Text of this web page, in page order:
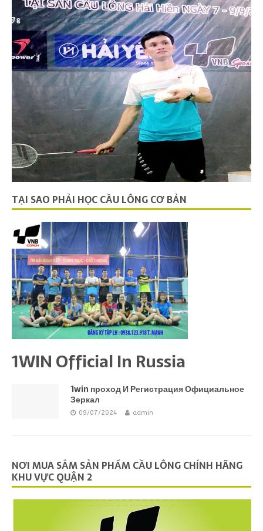
TẠI SAO PHẢI HỌC CẦU LÔNG CƠ BẢN
1WIN Official In Russia
1win проход И Регистрация Официальное
Зеркал
09/07/2024 admin
NƠI MUA SẮM SẢN PHẨM CẦU LÔNG CHÍNH HÃNG
KHU VỰC QUẬN 2